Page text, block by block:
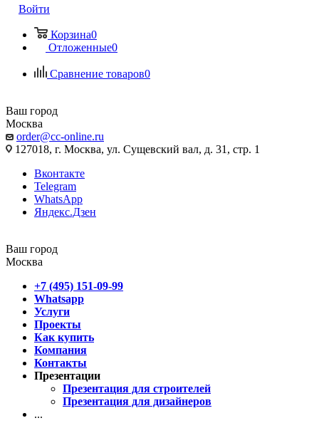
Войти
Корзина0
Отложенные0
Сравнение товаров0
Ваш город
Москва
order@cc-online.ru
127018, г. Москва, ул. Сущевский вал, д. 31, стр. 1
Вконтакте
Telegram
WhatsApp
Яндекс.Дзен
Ваш город
Москва
+7 (495) 151-09-99
Whatsapp
Услуги
Проекты
Как купить
Компания
Контакты
Презентации
Презентация для строителей
Презентация для дизайнеров
...